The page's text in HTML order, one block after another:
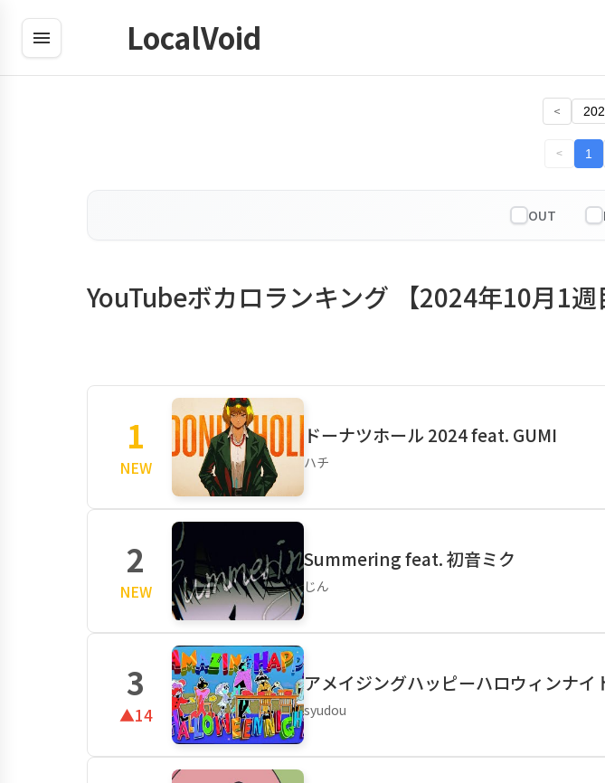
LocalVoid
<
< 1
OUT
YouTubeボカロランキング 【2024年10月1週
1
NEW
ドーナツホール 2024 feat. GUMI
ハチ
2
NEW
Summering feat. 初音ミク
じん
3
▲14
アメイジングハッピーハロウィンナイ
syudou